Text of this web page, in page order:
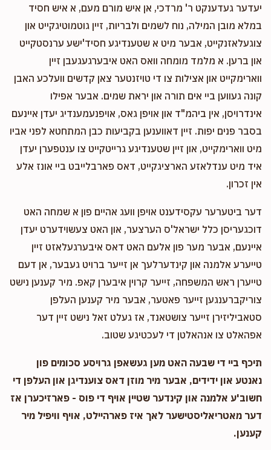
יעדער געדענקט ר' מרדכי, אן איש מורם מעם, א איש חסיד
במלא מובן המילה, נוח לשמים ולבריות, זיין גוטמוטיגקייט און
צוגעלאזנקייט, אבער מיט א שטענדיגע חסיד'ישע ערנסטקייט
און ברען. א מלמד מומחה וואס האט איבערגעגעבן זיין
ווארימקייט און אצילות צו די טויזנטער צאן קדשים וועלכע האבן
קונה געווען ביי אים תורה און יראת שמים. אבער אפילו
אינדרויסן, אין ביהמ"ד און אויפן גאס, אויפנעמענדיג יעדן איינעם
בסבר פנים יפות. זיין דאווענען בקביעות כבן המתחטא לפני אביו
מיט ווארימקייט, און זיין שטענדיגע גרייטקייט צו ענטפערן יעדן
איד מיט ענדלאזע הארציגקייט, דאס פארבלייבט ביי אונז אלע
אין זכרון.
דער ביטערער עקסידענט אויפן וועג אהיים פון א שמחה האט
דוכגעריסן כלל ישראל'ס הערצער, און האט צעשוידערט יעדן
איינעם, אבער מער פון אלעם האט דאס איבערגעלאזט זיין
טייערע אלמנה און קינדערלעך אן זייער ברויט געבער, אן דעם
טייערן ראש המשפחה, זייער קרוין איבערן קאפ. מיר קענען נישט
צוריקברענגען זייער פאטער, אבער מיר קענען העלפן
סטאביליזירן זייער צושטאנד, אז געלט זאל נישט זיין דער
אפהאלט צו אנהאלטן די לעכטיגע שטוב.
תיכף ביי די שבעה האט מען געשאפן גרויסע סכומים פון
נאנטע און ידידים, אבער מיר מוזן דאס צוענדיגן און העלפן די
חשוב'ע אלמנה און קינדער שטיין אויף די פוס - פארזיכערן אז
דער מאטריאליסטישער לאך איז פארהיילט, אויף וויפיל מיר
קענען.